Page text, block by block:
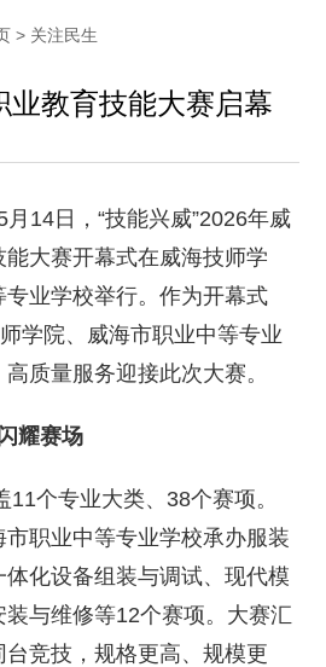
> 关注民生
业教育技能大赛启幕
月14日，“技能兴威”2026年威
大赛开幕式在威海技师学
专业学校举行。作为开幕式
学院、威海市职业中等专业
质量服务迎接此次大赛。
耀赛场
个专业大类、38个赛项。
职业中等专业学校承办服装
化设备组装与调试、现代模
与维修等12个赛项。大赛汇
竞技，规格更高、规模更